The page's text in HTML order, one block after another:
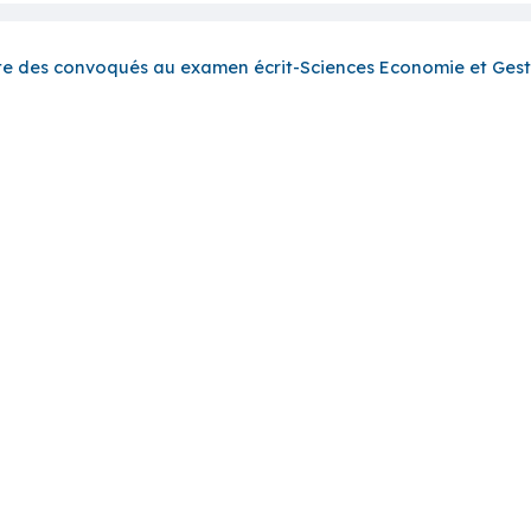
des convoqués au examen écrit-Sciences Economie et